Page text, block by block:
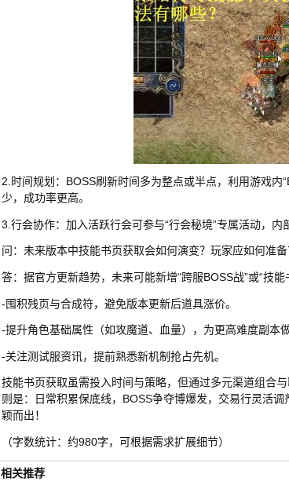
2.时间规划：BOSS刷新时间多为整点或半点，利用游戏内
少，成功率更高。
3.行会协作：加入活跃行会可参与“行会秘境”专属活动，内
问：未来版本中技能书页获取会如何演变？玩家应如何准备
答：据官方更新趋势，未来可能新增“跨服BOSS战”或“技
-囤积残页与合成符，避免版本更新后道具涨价。
-提升角色基础属性（如攻魔道、血量），为更高难度副本做
-关注测试服资讯，提前熟悉新机制抢占先机。
技能书页获取虽需投入时间与策略，但通过多元渠道组合
则是：日常积累保底线，BOSS争夺博爆发，交易行灵活
颖而出！
（字数统计：约980字，可根据需求扩展细节）
相关推荐